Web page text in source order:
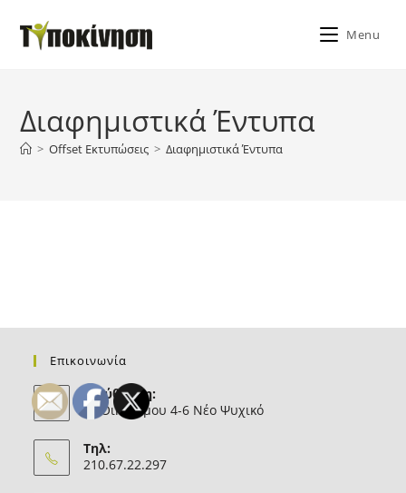
content
Menu
Διαφημιστικά Έντυπα
> Offset Εκτυπώσεις > Διαφημιστικά Έντυπα
Επικοινωνία
Διεύθυνση:
Θ. Οικονόμου 4-6 Νέο Ψυχικό
Τηλ:
210.67.22.297